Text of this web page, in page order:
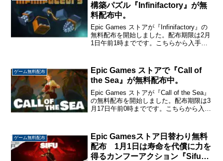
構築パズル『Infinifactory』が無
料配布中。
Epic Games ストアが『Infinifactory』の
無料配布を開始しました。配布期限は2月
1日午前1時までです。こちらから入手
る...
ゲーム無料配布
Epic Games ストアで『Call of
the Sea』が無料配布中。
Epic Games ストアが『Call of the Sea』
の無料配布を開始しました。配布期限は3
月17日午前0時までです。こちらから入手
ゲーム無料配布
Epic Gamesストア日替わり無料
配布 1月1日は寿命を代償に力を
得るカンフーアクション『Sifu』